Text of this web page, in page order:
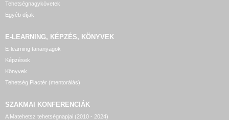
Tehetségnagykövetek
Egyéb díjak
E-LEARNING, KÉPZÉS, KÖNYVEK
E-learning tananyagok
Képzések
Könyvek
Tehetség Piactér (mentorálás)
SZAKMAI KONFERENCIÁK
A Matehetsz tehetségnapjai (2010 - 2024)